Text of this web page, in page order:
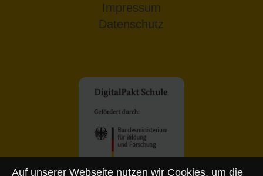
Impressum
Datenschutz
Auf unserer Webseite nutzen wir Cookies, um die